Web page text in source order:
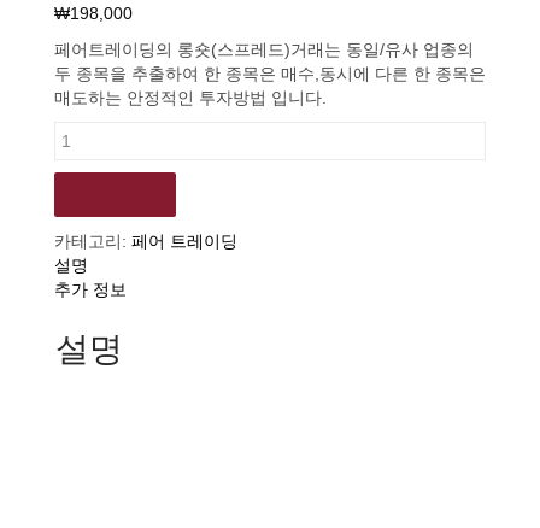
₩198,000
페어트레이딩의 롱숏(스프레드)거래는 동일/유사 업종의
두 종목을 추출하여 한 종목은 매수,동시에 다른 한 종목은
매도하는 안정적인 투자방법 입니다.
통계적
안정적인
페어
트레이딩
(1개월)
하셔도
카테고리: 페어 트레이딩
설명
추가 정보
설명